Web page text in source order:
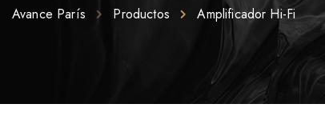
Avance París Productos Amplificador Hi-Fi